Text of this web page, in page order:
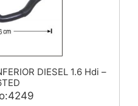
DIESEL 1.6 Hdi –